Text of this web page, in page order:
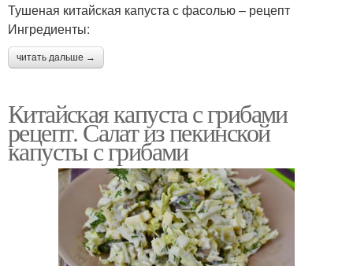
Тушеная китайская капуста с фасолью – рецепт
Ингредиенты:
читать дальше →
Китайская капуста с грибами
рецепт. Салат из пекинской
капусты с грибами